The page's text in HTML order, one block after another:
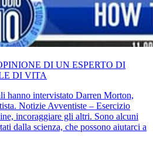
DI UN ESPERTO DI
DI VITA
hanno intervistato Darren Morton,
Notizie Avventiste – Esercizio
incoraggiare gli altri. Sono alcuni
dalla scienza, che possono aiutarci a